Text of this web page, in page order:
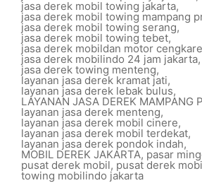
jasa derek mobil towing jakarta,
jasa derek mobil towing mampang
jasa derek mobil towing serang,
jasa derek mobil towing tebet,
jasa derek mobildan motor
jasa derek mobilindo 24 jam jakarta,
jasa derek towing menteng,
layanan jasa derek kramat jati,
layanan jasa derek lebak bulus,
LAYANAN JASA DEREK MAMPANG
layanan jasa derek menteng,
layanan jasa derek mobil cinere,
layanan jasa derek mobil terdekat,
layanan jasa derek pondok indah,
MOBIL DEREK JAKARTA, pasar
pusat derek mobil, pusat derek
towing mobilindo jakarta